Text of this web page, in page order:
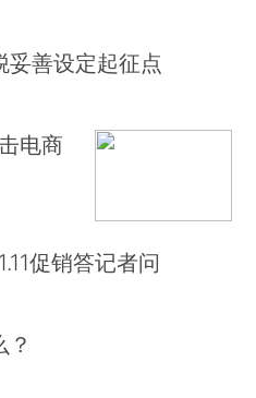
妥善设定起征点
电商
促销答记者问
？